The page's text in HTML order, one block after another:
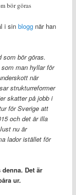
bör göras
i sin blogg när han
som bör göras.
man hyllar för
när
strukturreformer
skatter på jobb i
för Sverige att
och det är illa
nu är
lador istället för
Det är
ur.